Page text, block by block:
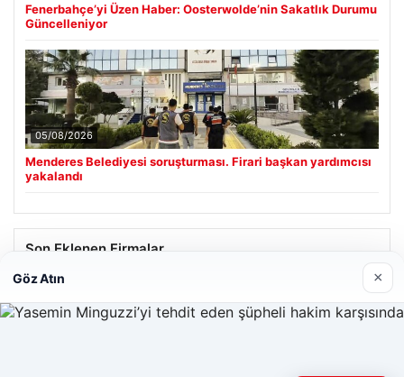
Fenerbahçe’yi Üzen Haber: Oosterwolde’nin Sakatlık Durumu
Güncelleniyor
05/08/2026
Menderes Belediyesi soruşturması. Firari başkan yardımcısı
yakalandı
Son Eklenen Firmalar
Göz Atın ×